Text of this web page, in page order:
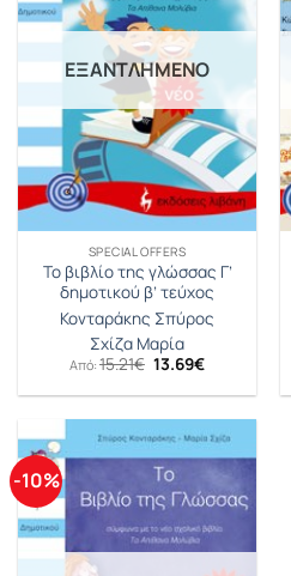
ΕΞΑΝΤΛΗΜΈΝΟ
SPECIAL OFFERS
Το βιβλίο της γλώσσας Γ’
δημοτικού β’ τεύχος
Κονταράκης Σπύρος
Σχίζα Μαρία
Από: 15.21€ Original
price
was:
13.69€Η
τιμή
13.69€.
-10%